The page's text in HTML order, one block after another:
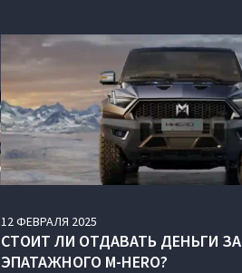
12ФЕВРАЛЯ 2025
СТОИТ ЛИ ОТДАВАТЬ ДЕНЬГИ ЗА
ЭПАТАЖНОГО M-HERO?